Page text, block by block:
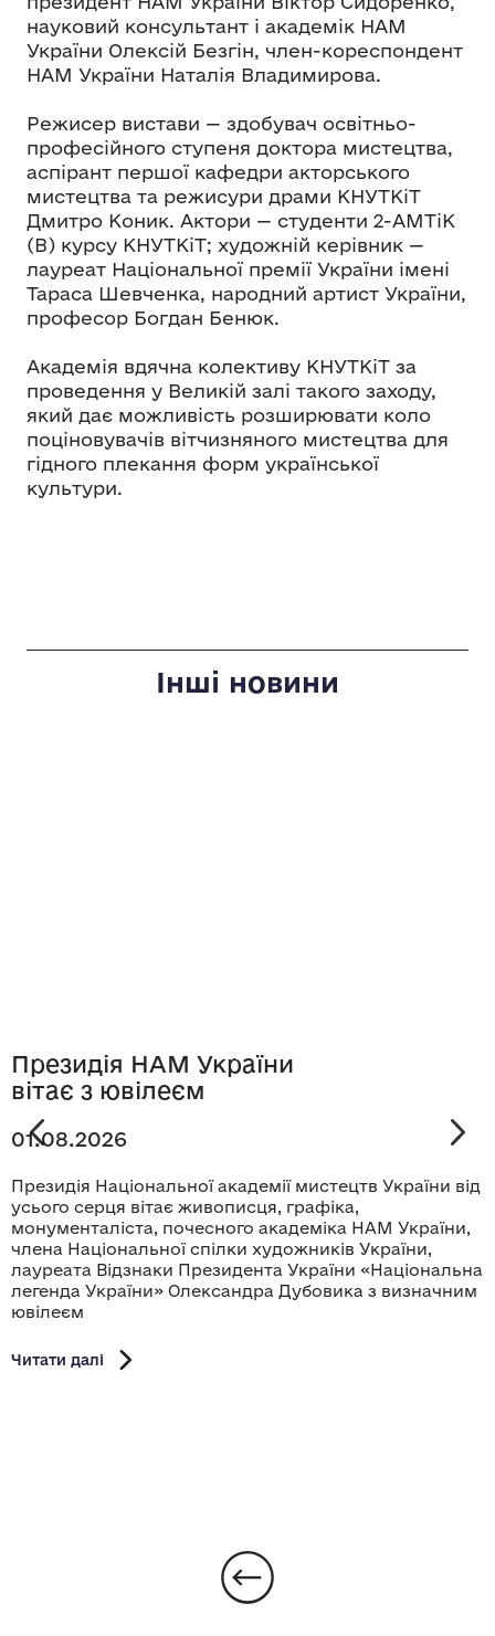
науковий консультант і академік НАМ
України Олексій Безгін, член-кореспондент
НАМ України Наталія Владимирова.
Режисер вистави — здобувач освітньо-
професійного ступеня доктора мистецтва,
аспірант першої кафедри акторського
мистецтва та режисури драми КНУТКіТ
Дмитро Коник. Актори — студенти 2-АМТіК
(В) курсу КНУТКіТ; художній керівник —
лауреат Національної премії України імені
Тараса Шевченка, народний артист України,
професор Богдан Бенюк.
Академія вдячна колективу КНУТКіТ за
проведення у Великій залі такого заходу,
який дає можливість розширювати коло
поціновувачів вітчизняного мистецтва для
гідного плекання форм української
культури.
Інші новини
Президія НАМ України
вітає з ювілеєм
01.08.2026
Президія Національної академії мистецтв України від
усього серця вітає живописця, графіка,
монументаліста, почесного академіка НАМ України,
члена Національної спілки художників України,
лауреата Відзнаки Президента України «Національна
легенда України» Олександра Дубовика з визначним
ювілеєм
Читати далі